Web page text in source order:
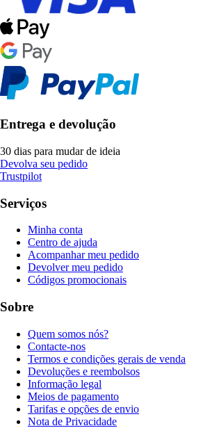
Entrega e devolução
30 dias para mudar de ideia
Devolva seu pedido
Trustpilot
Serviços
Minha conta
Centro de ajuda
Acompanhar meu pedido
Devolver meu pedido
Códigos promocionais
Sobre
Quem somos nós?
Contacte-nos
Termos e condições gerais de venda
Devoluções e reembolsos
Informação legal
Meios de pagamento
Tarifas e opções de envio
Nota de Privacidade